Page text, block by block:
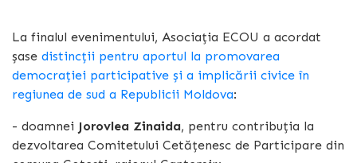
La finalul evenimentului, Asociația ECOU a acordat
șase distincții pentru aportul la promovarea
democrației participative și a implicării civice în
regiunea de sud a Republicii Moldova:
- doamnei Jorovlea Zinaida, pentru contribuția la
dezvoltarea Comitetului Cetățenesc de Participare din